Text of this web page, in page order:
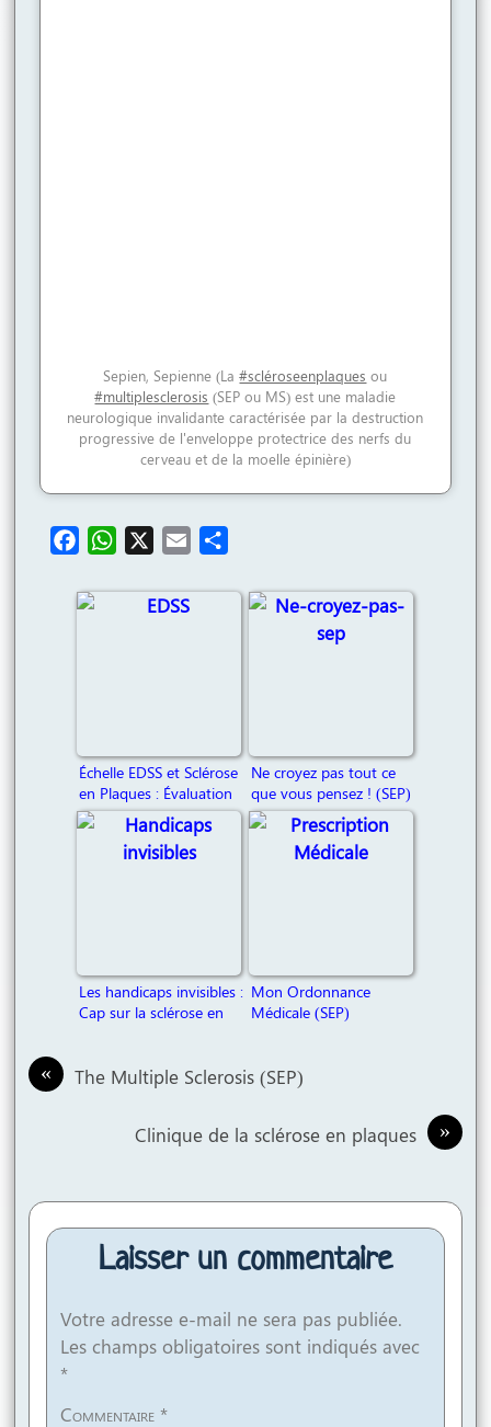
Sepien, Sepienne (La#scléroseenplaques ou
#multiplesclerosis (SEP ou MS) est une maladie
neurologique invalidante caractérisée par la destruction
progressive de l'enveloppe protectrice des nerfs du
cerveau et de la moelle épinière)
c
W
a
a
r
Échelle EDSS et Sclérose
en Plaques : Évaluation
et Signification
Ne croyez pas tout ce
que vous pensez ! (SEP)
Les handicaps invisibles :
Cap sur la sclérose en
Mon Ordonnance
Médicale (SEP)
« The Multiple Sclerosis (SEP)
»
Clinique de la sclérose en plaques
Laisser un commentaire
Votre adresse e-mail ne sera pas publiée.
Les champs obligatoires sont indiqués avec
*
Commentaire*